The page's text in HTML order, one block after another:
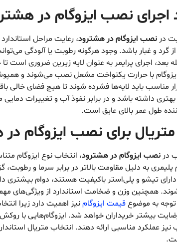
اجرای نصب ایزوگام در
در نصب ایزوگام در هشترود، رعایت مراحل
گرد و غبار باشد. وجود هرگونه رطوبت یا آلودگی
بعد، اجرای پرایمر به عنوان لایه زیرین ضروری است
با حرارت یکنواخت مشعل نصب می‌شوند و
مناسب باید لایه‌ها فشرده شوند تا هیچ فضای خالی
بهتری داشته باشد و در برابر نفوذ آب و تغییرات
طول عمر بالای عایق است.
برای نصب ایزوگام
در نصب ایزوگام در هشترود، انتخاب نوع ایزوگام
پلیمری به دلیل مقاومت بالاتر در برابر سرما و رطوبت،
تیشو و پلی‌استر باکیفیت هستند، دوام بیشتری
همچنین وزن و ضخامت استاندارد از ویژگی‌های
توجه به موضوعقیمت ایزوگامنیز اهمیت دارد زیرا
بیشتر خریداران خواهد شد. ایزوگام‌هایی با روکش
عملکرد مناسبی ارائه دهند. انتخاب متریال